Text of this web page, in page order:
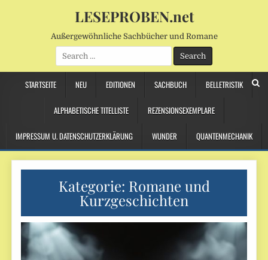
LESEPROBEN.net
Außergewöhnliche Sachbücher und Romane
Search
for:
STARTSEITE NEU EDITIONEN SACHBUCH BELLETRISTIK
ALPHABETISCHE TITELLISTE REZENSIONSEXEMPLARE
IMPRESSUM U. DATENSCHUTZERKLÄRUNG WUNDER QUANTENMECHANIK
Kategorie: Romane und
Kurzgeschichten